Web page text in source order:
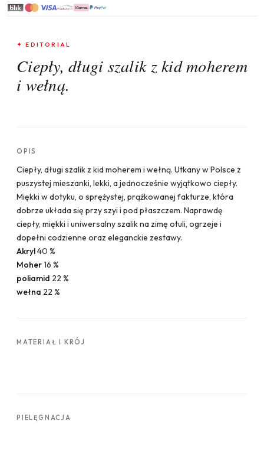
✦ EDITORIAL
Ciepły, długi szalik z kid moherem
i wełną.
OPIS
Ciepły, długi szalik z kid moherem i wełną. Utkany w Polsce z
puszystej mieszanki, lekki, a jednocześnie wyjątkowo ciepły.
Miękki w dotyku, o sprężystej, prążkowanej fakturze, która
dobrze układa się przy szyi i pod płaszczem. Naprawdę
ciepły, miękki i uniwersalny szalik na zimę otuli, ogrzeje i
dopełni codzienne oraz eleganckie zestawy.
Akryl40 %
Moher16 %
poliamid 22 %
wełna 22 %
MATERIAŁ I KRÓJ
PIELĘGNACJA